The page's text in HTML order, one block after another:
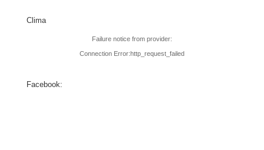
Clima
Failure notice from provider:
Connection Error:http_request_failed
Facebook: